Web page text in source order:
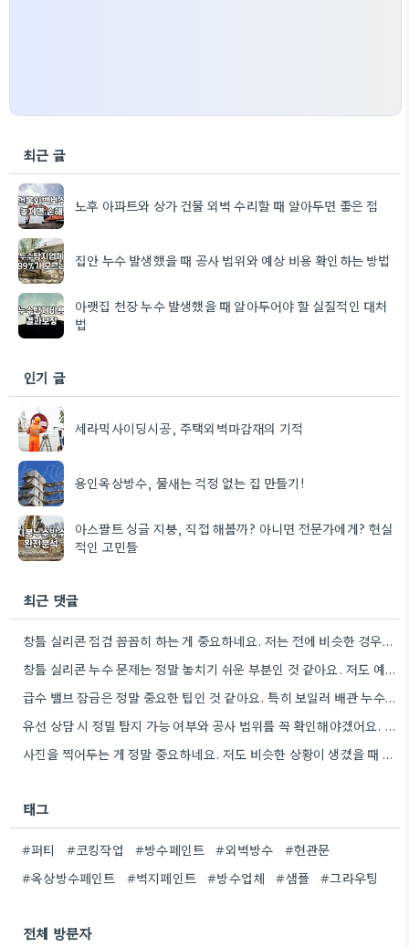
최근 글
노후 아파트와 상가 건물 외벽 수리할 때 알아두면 좋은 점
집안 누수 발생했을 때 공사 범위와 예상 비용 확인하는 방법
아랫집 천장 누수 발생했을 때 알아두어야 할 실질적인 대처
법
인기 글
세라믹사이딩시공, 주택외벽마감재의 기적
용인옥상방수, 물새는 걱정 없는 집 만들기!
아스팔트 싱글 지붕, 직접 해볼까? 아니면 전문가에게? 현실
적인 고민들
최근 댓글
창틀 실리콘 점검 꼼꼼히 하는 게 중요하네요. 저는 전에 비슷한 경우를 경험해서, 이 부분에 더…
창틀 실리콘 누수 문제는 정말 놓치기 쉬운 부분인 것 같아요. 저도 예전에 비슷한 경험이 있어서,…
급수 밸브 잠금은 정말 중요한 팁인 것 같아요. 특히 보일러 배관 누수일 때 유용할 것…
유선 상담 시 정밀 탐지 가능 여부와 공사 범위를 꼭 확인해야겠어요. 특히 타일 줄눈 사이로…
사진을 찍어두는 게 정말 중요하네요. 저도 비슷한 상황이 생겼을 때 업체 연락 전에 이렇게 한…
태그
#퍼티 #코킹작업 #방수페인트 #외벽방수
#현관문
#옥상방수페인트
#벽지페인트 #방수업체 #샘플 #그라우팅
전체 방문자